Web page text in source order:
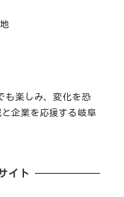
楽しみ、変化を恐
企業を応援する岐阜
イト